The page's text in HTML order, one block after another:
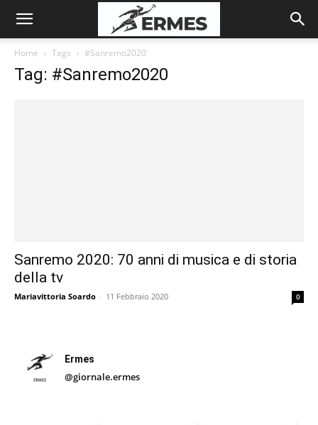
Home Tags #Sanremo2020
Tag: #Sanremo2020
Sanremo 2020: 70 anni di musica e di storia
della tv
Mariavittoria Soardo - 11 Febbraio 2020 0
Ermes
@giornale.ermes